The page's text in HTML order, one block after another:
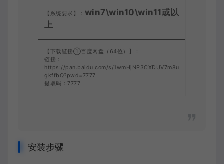
【系统要求】： win7\win10\win11或以
上
【下载链接①百度网盘（64位）】：
链接：
https://pan.baidu.com/s/1wmHjNP3CXDUV7m8u
gkffbQ?pwd=7777
提取码：7777
安装步骤